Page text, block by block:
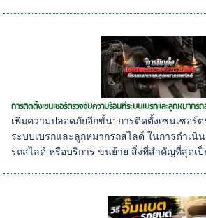
การติดตั้งเซนเซอร์ตรวจจับความร้อนที่ระบบเบรกและลูกหมากรถ
เพิ่มความปลอดภัยอีกขั้น: การติดตั้งเซนเซอร์
ระบบเบรกและลูกหมากรถสไลด์ ในการดำเนิ
รถสไลด์ หรือบริการ ขนย้าย สิ่งที่สำคัญที่สุดเ